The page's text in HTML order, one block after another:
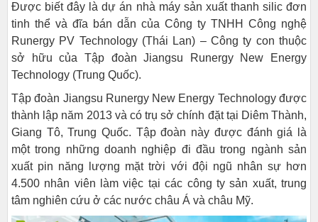
Được biết đây là dự án nhà máy sản xuất thanh silic đơn
tinh thể và đĩa bán dẫn của Công ty TNHH Công nghệ
Runergy PV Technology (Thái Lan) – Công ty con thuộc
sở hữu của Tập đoàn Jiangsu Runergy New Energy
Technology (Trung Quốc).
Tập đoàn Jiangsu Runergy New Energy Technology được
thành lập năm 2013 và có trụ sở chính đặt tại Diêm Thành,
Giang Tô, Trung Quốc. Tập đoàn này được đánh giá là
một trong những doanh nghiệp đi đầu trong ngành sản
xuất pin năng lượng mặt trời với đội ngũ nhân sự hơn
4.500 nhân viên làm việc tại các công ty sản xuất, trung
tâm nghiên cứu ở các nước châu Á và châu Mỹ.